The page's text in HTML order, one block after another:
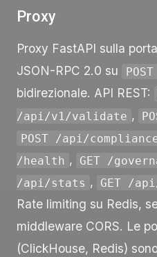
Proxy
Proxy FastAPI sulla
JSON-RPC 2.0 su
bidirezionale. API REST:
/api/v1/validate ,
POST /api/
/health , GET /
/api/stats , GET /
Rate limiting su Redis,
middleware CORS. Le
(ClickHouse, Redis)